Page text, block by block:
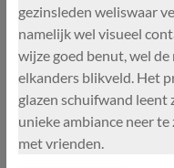
gezinsleden weliswaar
namelijk wel visueel
wijze goed benut, wel
elkanders blikveld. Het
glazen schuifwand leent
unieke ambiance neer
met vrienden.